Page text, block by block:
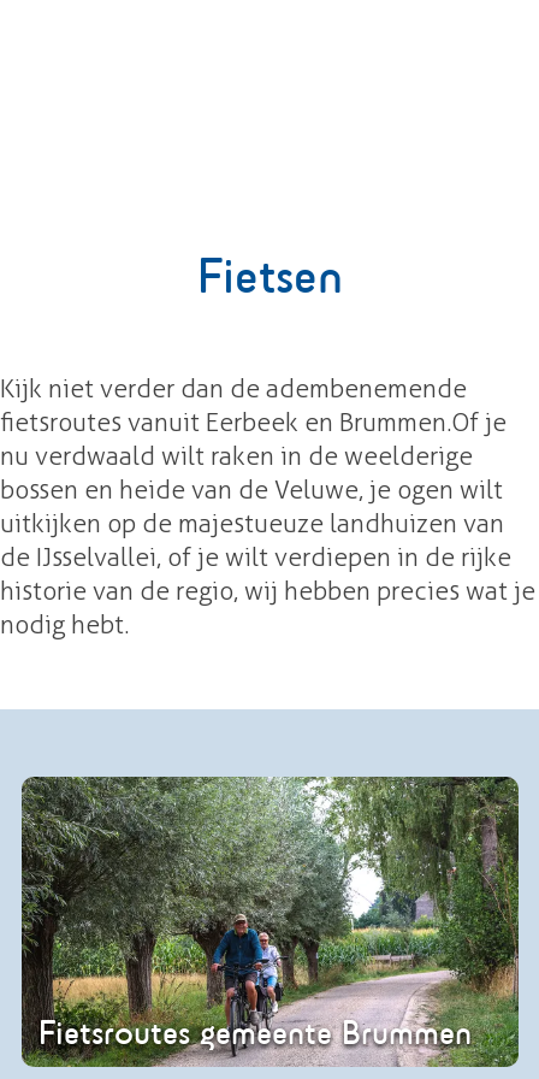
Fietsen
Kijk niet verder dan de adembenemende
fietsroutes vanuit Eerbeek en Brummen. Of je
nu verdwaald wilt raken in de weelderige
bossen en heide van de Veluwe, je ogen wilt
uitkijken op de majestueuze landhuizen van
de IJsselvallei, of je wilt verdiepen in de rijke
historie van de regio, wij hebben precies wat je
nodig hebt.
Fietsroutes gemeente Brummen
F
i
e
t
s
r
o
u
t